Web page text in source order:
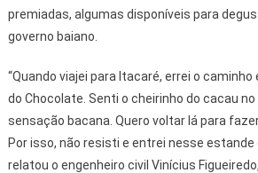
premiadas, algumas disponíveis para
governo baiano.
“Quando viajei para Itacaré, errei o
do Chocolate. Senti o cheirinho do cacau no
sensação bacana. Quero voltar lá para
Por isso, não resisti e entrei nesse estande
relatou o engenheiro civil Vinícius